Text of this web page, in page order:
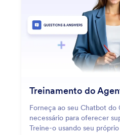
Treinamento do
Forneça ao seu Chatbot
necessário para oferecer
Treine-o usando seu